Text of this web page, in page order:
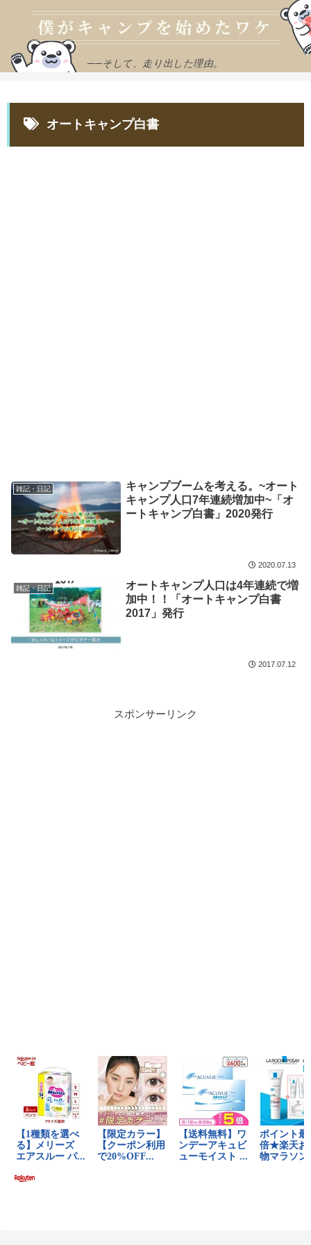
──そして、走り出した理由。
オートキャンプ白書
雑記・日記
キャンプブームを考える。~オート
キャンプ人口7年連続増加中~「オ
ートキャンプ白書」2020発行
2020.07.13
雑記・日記
オートキャンプ人口は4年連続で増
加中！！「オートキャンプ白書
2017」発行
2017.07.12
スポンサーリンク